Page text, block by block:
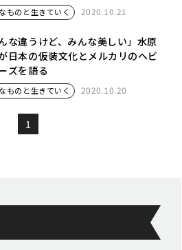
ものと生きていく 2020.10.21
んな違うけど、みんな美しい」水原
日本の仮装文化とメルカリのヘビ
ズを語る
ものと生きていく 2020.10.20
1